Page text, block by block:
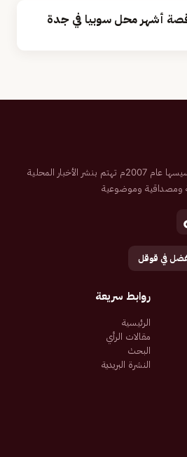
صحيفة إلكترونية سعودية تم تأسيسها عام 2007م تهتم بنشر الأخبار المحلية
ومصداقية وموضوعية
في قوقل
روابط سريعة
الرئيسية
مقالات الرأي
البحث
النشرة البريدية